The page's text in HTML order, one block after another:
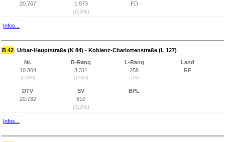
20.767
1.973
(9,5%)
FD
Infos...
B 42 Urbar-Hauptstraße (K 84) - Koblenz-Charlottenstraße (L 127)
Nr.
10.804
(6.093)
B-Rang
3.311
(1.063)
L-Rang
258
(106)
Land
RP
DTV
20.782
SV
810
(3,9%)
BPL
Infos...